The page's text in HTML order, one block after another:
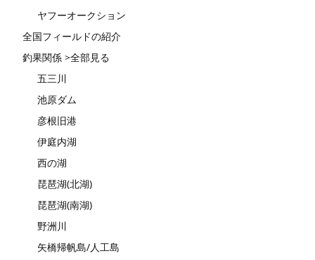
ヤフーオークション
全国フィールドの紹介
釣果関係 >全部見る
五三川
池原ダム
彦根旧港
伊庭内湖
西の湖
琵琶湖(北湖)
琵琶湖(南湖)
野洲川
矢橋帰帆島/人工島